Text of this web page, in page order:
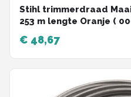
Stihl trimmerdraad
253 m lengte Oranje (
€ 48,67